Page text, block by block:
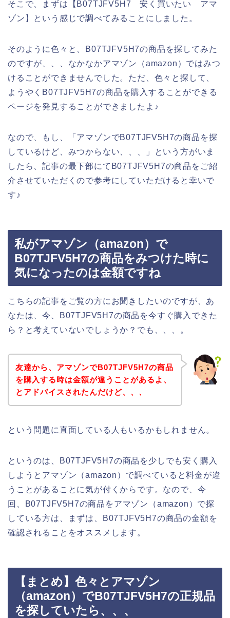
そこで、まずは【B07TJFV5H7 安く買いたい アマ
ゾン】という感じで調べてみることにしました。
そのように色々と、B07TJFV5H7の商品を探してみた
のですが、、、なかなかアマゾン（amazon）ではみつ
けることができませんでした。ただ、色々と探して、
ようやくB07TJFV5H7の商品を購入することができる
ページを発見することができましたよ♪
なので、もし、「アマゾンでB07TJFV5H7の商品を探
しているけど、みつからない、、、」という方がいま
したら、記事の最下部にてB07TJFV5H7の商品をご紹
介させていただくので参考にしていただけると幸いで
す♪
私がアマゾン（amazon）で
B07TJFV5H7の商品をみつけた時に
気になったのは金額ですね
こちらの記事をご覧の方にお聞きしたいのですが、あ
なたは、今、B07TJFV5H7の商品を今すぐ購入できた
ら？と考えていないでしょうか？でも、、、。
友達から、アマゾンでB07TJFV5H7の商品
を購入する時は金額が違うことがあるよ、
とアドバイスされたんだけど、、、
という問題に直面している人もいるかもしれません。
というのは、B07TJFV5H7の商品を少しでも安く購入
しようとアマゾン（amazon）で調べていると料金が違
うことがあることに気が付くからです。なので、今
回、B07TJFV5H7の商品をアマゾン（amazon）で探
している方は、まずは、B07TJFV5H7の商品の金額を
確認されることをオススメします。
【まとめ】色々とアマゾン
（amazon）でB07TJFV5H7の正規品
を探していたら、、、